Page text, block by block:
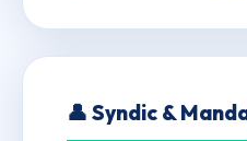
👤 Syndic &